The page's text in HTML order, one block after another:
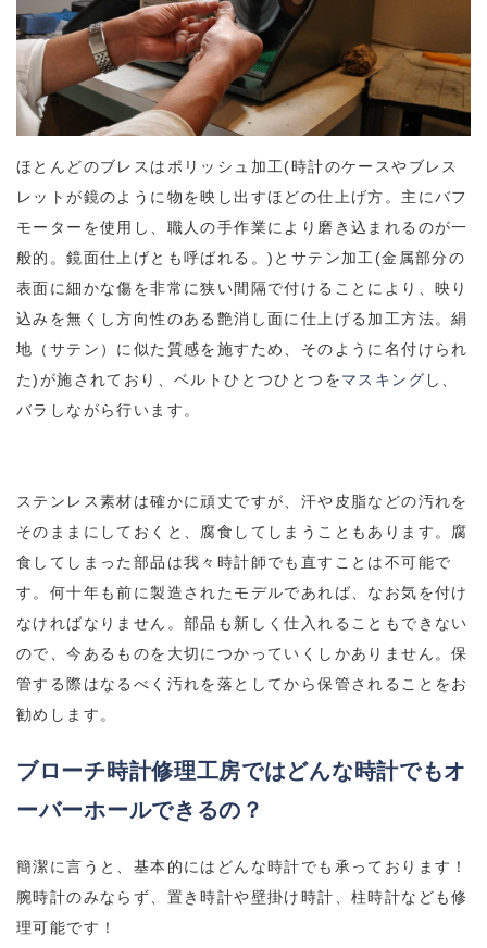
ほとんどのブレスはポリッシュ加工(時計のケースやブレス
レットが鏡のように物を映し出すほどの仕上げ方。主にバフ
モーターを使用し、職人の手作業により磨き込まれるのが一
般的。鏡面仕上げとも呼ばれる。)とサテン加工(金属部分の
表面に細かな傷を非常に狭い間隔で付けることにより、映り
込みを無くし方向性のある艶消し面に仕上げる加工方法。絹
地（サテン）に似た質感を施すため、そのように名付けられ
た)が施されており、ベルトひとつひとつをマスキング し、
バラしながら行います。
ステンレス素材は確かに頑丈ですが、汗や皮脂などの汚れを
そのままにしておくと、腐食してしまうこともあります。腐
食してしまった部品は我々時計師でも直すことは不可能で
す。何十年も前に製造されたモデルであれば、なお気を付け
なければなりません。部品も新しく仕入れることもできない
ので、今あるものを大切につかっていくしかありません。保
管する際はなるべく汚れを落としてから保管されることをお
勧めします。
ブローチ時計修理工房ではどんな時計でもオ
ーバーホールできるの？
簡潔に言うと、基本的にはどんな時計でも承っております！
腕時計のみならず、置き時計や壁掛け時計、柱時計なども修
理可能です！